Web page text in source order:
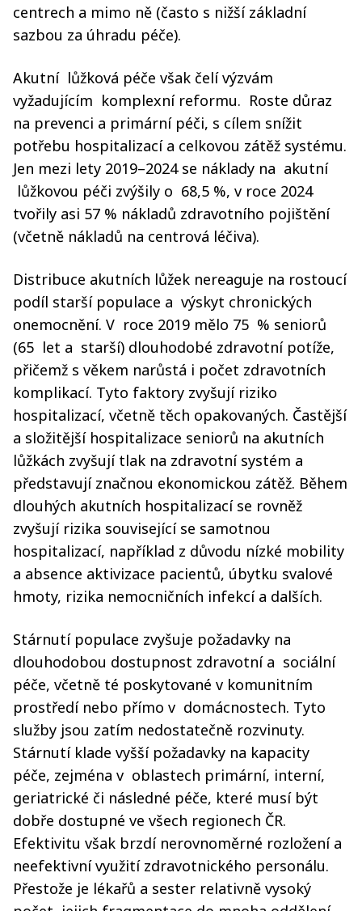
centrech a mimo ně (často s nižší základní
sazbou za úhradu péče).
Akutní lůžková péče však čelí výzvám
vyžadujícím komplexní reformu. Roste důraz
na prevenci a primární péči, s cílem snížit
potřebu hospitalizací a celkovou zátěž systému.
Jen mezi lety 2019–2024 se náklady na akutní
lůžkovou péči zvýšily o 68,5 %, v roce 2024
tvořily asi 57 % nákladů zdravotního pojištění
(včetně nákladů na centrová léčiva).
Distribuce akutních lůžek nereaguje na rostoucí
podíl starší populace a výskyt chronických
onemocnění. V roce 2019 mělo 75 % seniorů
(65 let a starší) dlouhodobé zdravotní potíže,
přičemž s věkem narůstá i počet zdravotních
komplikací. Tyto faktory zvyšují riziko
hospitalizací, včetně těch opakovaných. Častější
a složitější hospitalizace seniorů na akutních
lůžkách zvyšují tlak na zdravotní systém a
představují značnou ekonomickou zátěž. Během
dlouhých akutních hospitalizací se rovněž
zvyšují rizika související se samotnou
hospitalizací, například z důvodu nízké mobility
a absence aktivizace pacientů, úbytku svalové
hmoty, rizika nemocničních infekcí a dalších.
Stárnutí populace zvyšuje požadavky na
dlouhodobou dostupnost zdravotní a sociální
péče, včetně té poskytované v komunitním
prostředí nebo přímo v domácnostech. Tyto
služby jsou zatím nedostatečně rozvinuty.
Stárnutí klade vyšší požadavky na kapacity
péče, zejména v oblastech primární, interní,
geriatrické či následné péče, které musí být
dobře dostupné ve všech regionech ČR.
Efektivitu však brzdí nerovnoměrné rozložení a
neefektivní využití zdravotnického personálu.
Přestože je lékařů a sester relativně vysoký